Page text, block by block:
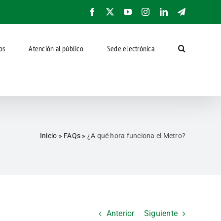
Facebook YouTubeInstagramLinkedInTelegram
Atención al público Sede electrónica
Inicio » FAQs » ¿A qué hora funciona el Metro?
Anterior Siguiente